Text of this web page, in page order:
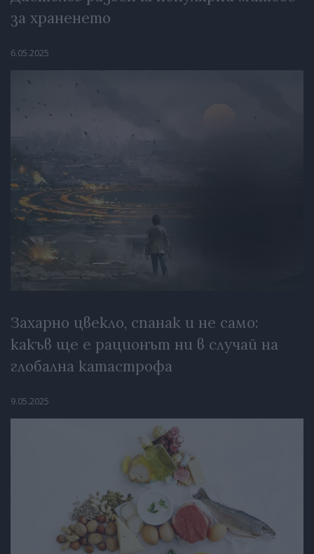
за храненето
6.05.2025
Захарно цвекло, спанак и не само:
какъв ще е рационът ни в случай на
глобална катастрофа
9.05.2025